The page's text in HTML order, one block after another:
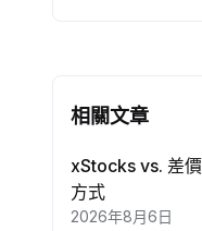
首次完成
合約交易
相關文章
xStocks vs. 差
方式
2026年8月6日